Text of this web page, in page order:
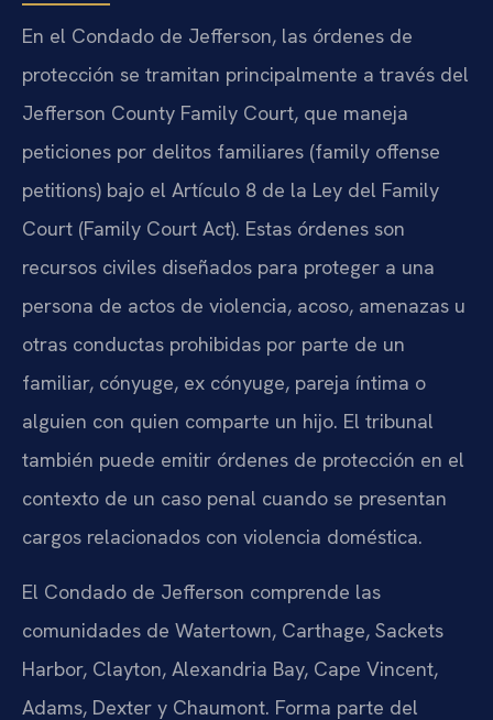
En el Condado de Jefferson, las órdenes de
protección se tramitan principalmente a través del
Jefferson County Family Court, que maneja
peticiones por delitos familiares (family offense
petitions) bajo el Artículo 8 de la Ley del Family
Court (Family Court Act). Estas órdenes son
recursos civiles diseñados para proteger a una
persona de actos de violencia, acoso, amenazas u
otras conductas prohibidas por parte de un
familiar, cónyuge, ex cónyuge, pareja íntima o
alguien con quien comparte un hijo. El tribunal
también puede emitir órdenes de protección en el
contexto de un caso penal cuando se presentan
cargos relacionados con violencia doméstica.
El Condado de Jefferson comprende las
comunidades de Watertown, Carthage, Sackets
Harbor, Clayton, Alexandria Bay, Cape Vincent,
Adams, Dexter y Chaumont. Forma parte del